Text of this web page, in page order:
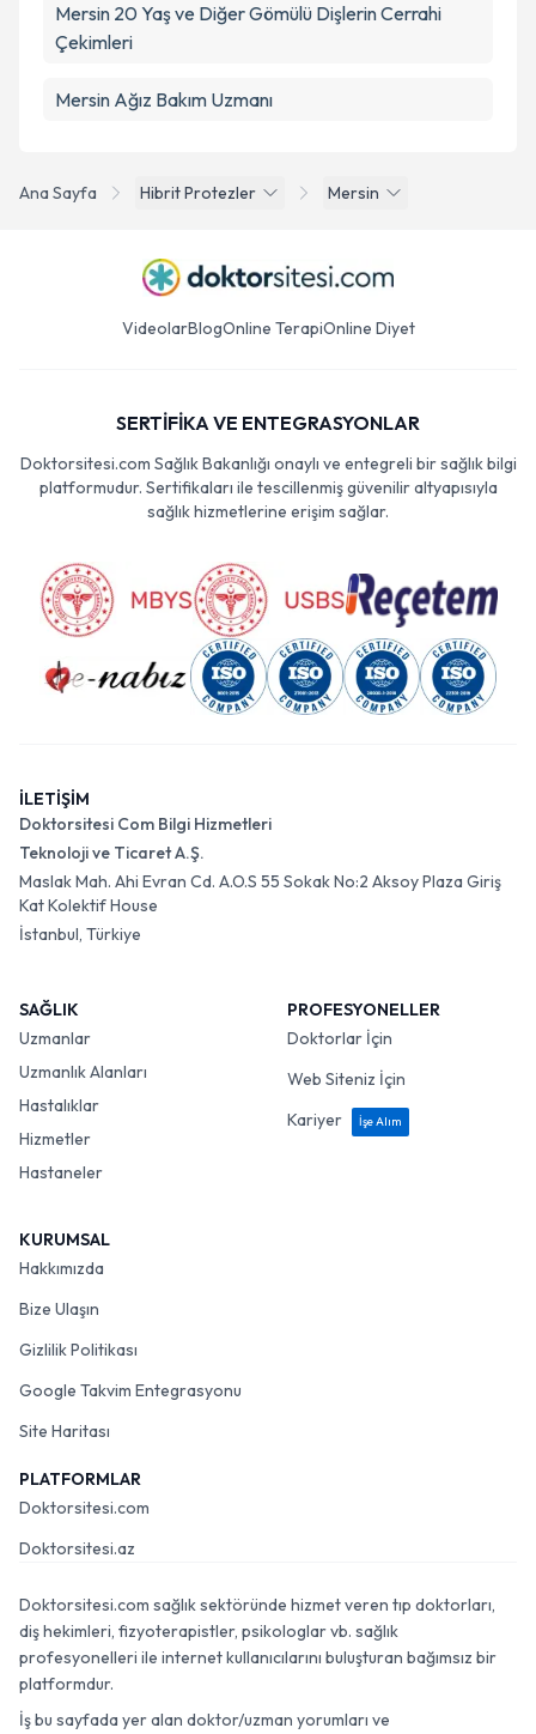
Ana Sayfa Hibrit Protezler Mersin
Mersin 20 Yaş ve Diğer Gömülü Dişlerin Cerrahi
Çekimleri
Mersin Ağız Bakım Uzmanı
VideolarBlogOnline TerapiOnline Diyet
SERTİFİKA VE ENTEGRASYONLAR
Doktorsitesi.com Sağlık Bakanlığı onaylı ve entegreli bir sağlık bilgi
platformudur. Sertifikaları ile tescillenmiş güvenilir altyapısıyla
sağlık hizmetlerine erişim sağlar.
İLETİŞİM
Doktorsitesi Com Bilgi Hizmetleri
Teknoloji ve Ticaret A.Ş.
Maslak Mah. Ahi Evran Cd. A.O.S 55 Sokak No:2 Aksoy Plaza Giriş
Kat Kolektif House
İstanbul, Türkiye
SAĞLIK
Uzmanlar
Uzmanlık Alanları
Hastalıklar
Hizmetler
Hastaneler
PROFESYONELLER
Doktorlar İçin
Web Siteniz İçin
Kariyer
İşe Alım
KURUMSAL
Hakkımızda
Bize Ulaşın
Gizlilik Politikası
Google Takvim Entegrasyonu
Site Haritası
PLATFORMLAR
Doktorsitesi.com
Doktorsitesi.az
Doktorsitesi.com sağlık sektöründe hizmet veren tıp doktorları,
diş hekimleri, fizyoterapistler, psikologlar vb. sağlık
profesyonelleri ile internet kullanıcılarını buluşturan bağımsız bir
platformdur.
İş bu sayfada yer alan doktor/uzman yorumları ve